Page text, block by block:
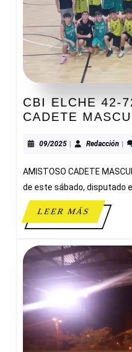
CBI ELCHE 42-
CADETE
09/202509/2025
| Redacción |
AMISTOSO CADETE
de este sábado, disputado
LEER MÁSLEER
MÁS